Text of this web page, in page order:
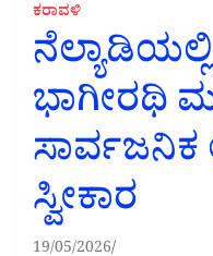
ಕರಾವಳಿ
ನೆಲ್ಯಾಡಿಯಲ್ಲಿ
ಭಾಗೀರಥಿ
ಸ್ವೀಕಾರ
19/05/2026